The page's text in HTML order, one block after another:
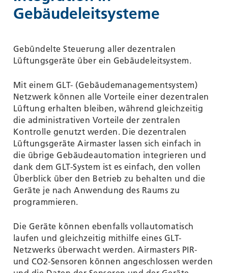
Gebäudeleitsysteme
Gebündelte Steuerung aller dezentralen
Lüftungsgeräte über ein Gebäudeleitsystem.
Mit einem GLT- (Gebäudemanagementsystem)
Netzwerk können alle Vorteile einer dezentralen
Lüftung erhalten bleiben, während gleichzeitig
die administrativen Vorteile der zentralen
Kontrolle genutzt werden. Die dezentralen
Lüftungsgeräte Airmaster lassen sich einfach in
die übrige Gebäudeautomation integrieren und
dank dem GLT-System ist es einfach, den vollen
Überblick über den Betrieb zu behalten und die
Geräte je nach Anwendung des Raums zu
programmieren.
Die Geräte können ebenfalls vollautomatisch
laufen und gleichzeitig mithilfe eines GLT-
Netzwerks überwacht werden. Airmasters PIR-
und CO2-Sensoren können angeschlossen werden